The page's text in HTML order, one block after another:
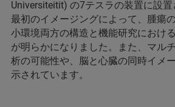
Universiteitit) の7テスラの装置に設
最初のイメージングによって、腫瘍
小環境両方の構造と機能研究におけ
が明らかになりました。また、マル
析の可能性や、脳と心臓の同時イメ
示されています。